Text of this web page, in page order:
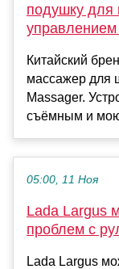
подушку для
Китайский
массажер для
Massager.
съёмным и
05:00, 11 Ноя
Lada Largus
проблем с
Lada Largus